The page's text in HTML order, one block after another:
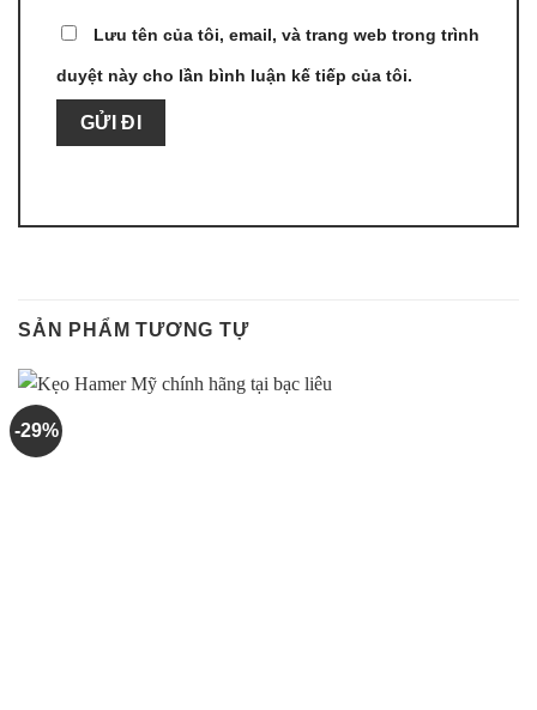
Lưu tên của tôi, email, và trang web trong trình
duyệt này cho lần bình luận kế tiếp của tôi.
SẢN PHẨM TƯƠNG TỰ
-29%